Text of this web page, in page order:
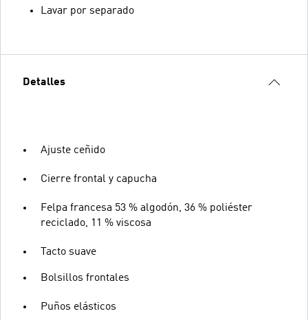
Lavar por separado
Detalles
Ajuste ceñido
Cierre frontal y capucha
Felpa francesa 53 % algodón, 36 % poliéster
reciclado, 11 % viscosa
Tacto suave
Bolsillos frontales
Puños elásticos